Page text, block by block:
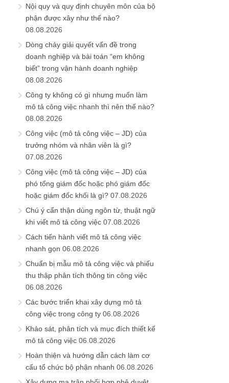
Nội quy và quy định chuyên môn của bộ
phận được xây như thế nào?
08.08.2026
Dòng chảy giải quyết vấn đề trong
doanh nghiệp và bài toán “em không
biết” trong vận hành doanh nghiệp
08.08.2026
Công ty không có gì nhưng muốn làm
mô tả công việc nhanh thì nên thế nào?
08.08.2026
Công việc (mô tả công việc – JD) của
trưởng nhóm và nhân viên là gì?
07.08.2026
Công việc (mô tả công việc – JD) của
phó tổng giám đốc hoặc phó giám đốc
hoặc giám đốc khối là gì? 07.08.2026
Chú ý cẩn thận dùng ngôn từ, thuật ngữ
khi viết mô tả công việc 07.08.2026
Cách tiến hành viết mô tả công việc
nhanh gọn 06.08.2026
Chuẩn bị mẫu mô tả công việc và phiếu
thu thập phân tích thông tin công việc
06.08.2026
Các bước triển khai xây dựng mô tả
công việc trong công ty 06.08.2026
Khảo sát, phân tích và mục đích thiết kế
mô tả công việc 06.08.2026
Hoàn thiện và hướng dẫn cách làm cơ
cấu tổ chức bộ phận nhanh 06.08.2026